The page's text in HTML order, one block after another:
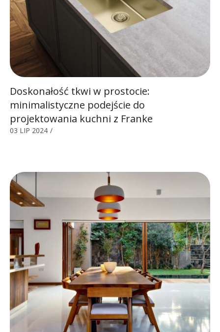
Doskonałość tkwi w prostocie:
minimalistyczne podejście do
projektowania kuchni z Franke
03 LIP 2024 /